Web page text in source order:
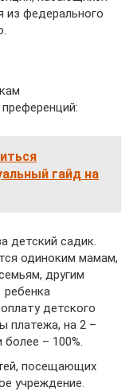
из федерального
гайд на
детский садик.
одиноким мамам,
другим
ребенка
детского
платежа, на 2 –
более – 100%.
посещающих
учреждение.